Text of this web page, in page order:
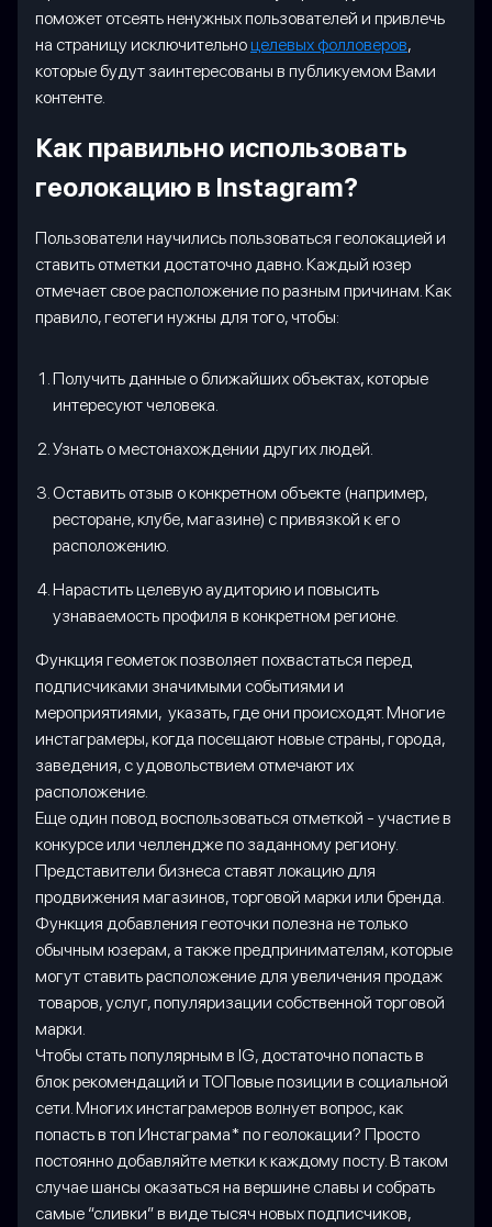
поможет отсеять ненужных пользователей и привлечь
на страницу исключительно целевых фолловеров,
которые будут заинтересованы в публикуемом Вами
контенте.
Как правильно использовать
геолокацию в Instagram?
Пользователи научились пользоваться геолокацией и
ставить отметки достаточно давно. Каждый юзер
отмечает свое расположение по разным причинам. Как
правило, геотеги нужны для того, чтобы:
Получить данные о ближайших объектах, которые
интересуют человека.
Узнать о местонахождении других людей.
Оставить отзыв о конкретном объекте (например,
ресторане, клубе, магазине) с привязкой к его
расположению.
Нарастить целевую аудиторию и повысить
узнаваемость профиля в конкретном регионе.
Функция геометок позволяет похвастаться перед
подписчиками значимыми событиями и
мероприятиями, указать, где они происходят. Многие
инстаграмеры, когда посещают новые страны, города,
заведения, с удовольствием отмечают их
расположение.
Еще один повод воспользоваться отметкой - участие в
конкурсе или челлендже по заданному региону.
Представители бизнеса ставят локацию для
продвижения магазинов, торговой марки или бренда.
Функция добавления геоточки полезна не только
обычным юзерам, а также предпринимателям, которые
могут ставить расположение для увеличения продаж
товаров, услуг, популяризации собственной торговой
марки.
Чтобы стать популярным в IG, достаточно попасть в
блок рекомендаций и ТОПовые позиции в социальной
сети. Многих инстаграмеров волнует вопрос, как
попасть в топ Инстаграма* по геолокации? Просто
постоянно добавляйте метки к каждому посту. В таком
случае шансы оказаться на вершине славы и собрать
самые “сливки” в виде тысяч новых подписчиков,